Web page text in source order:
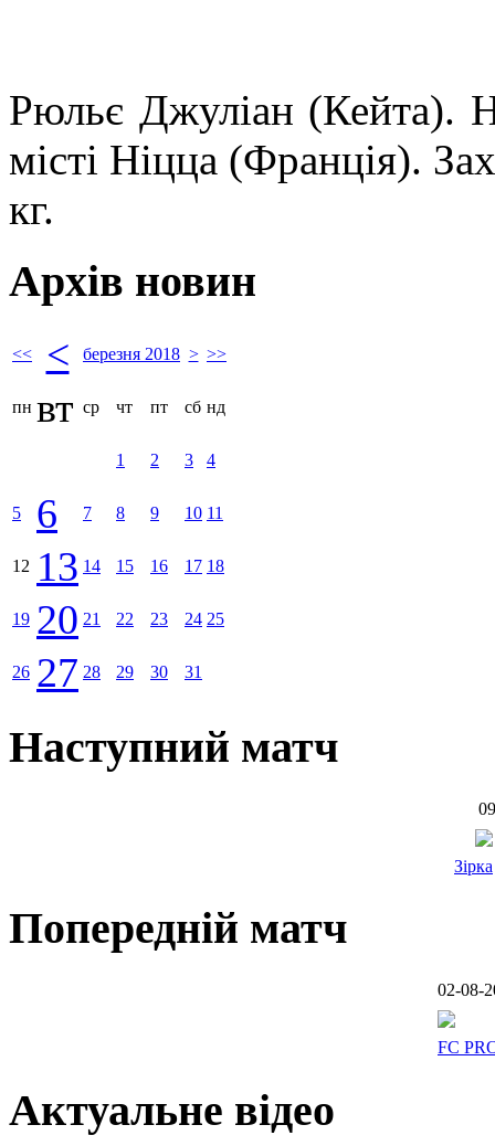
Рюльє Джуліан (Кейта).
місті Ніцца (Франція).
кг.
Архів новин
<< < березня 2018 > >>
пн вт ср чт пт сб нд
1 2 3 4
5 6 7 8 9 10 11
12 13 14 15 16 17 18
19 20 21 22 23 24 25
26 27 28 29 30 31
Наступний матч
Зірка
Попередній матч
02-08-
FC
Актуальне відео